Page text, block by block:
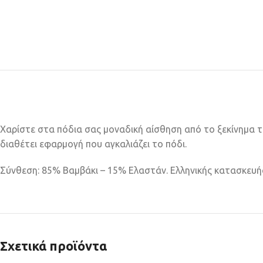
Χαρίστε στα πόδια σας μοναδική αίσθηση από το ξεκίνημα
διαθέτει εφαρμογή που αγκαλιάζει το πόδι.
Σύνθεση: 85% Βαμβάκι – 15% Ελαστάν. Ελληνικής
Σχετικά προϊόντα